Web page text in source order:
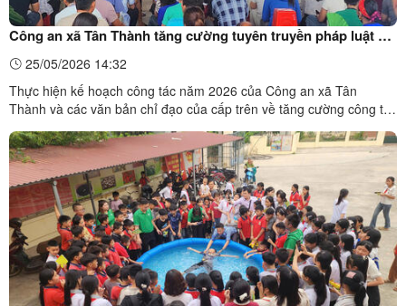
Công an xã Tân Thành tăng cường tuyên truyền pháp luật về
an toàn giao thông và phòng, chống đuối nước trên địa bàn
25/05/2026 14:32
Thực hiện kế hoạch công tác năm 2026 của Công an xã Tân
Thành và các văn bản chỉ đạo của cấp trên về tăng cường công tác
em, trong thời gian qua, Công an xã Tân Thành đã tổ chức tuyên
truyền lồng ghép thông qua các buổi sinh hoạt đầu ...